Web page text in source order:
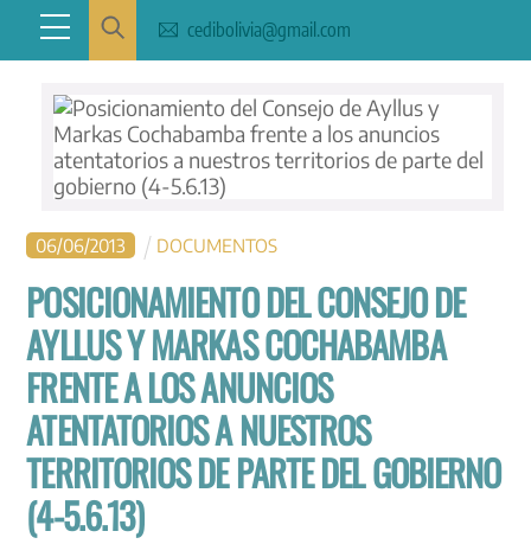
content
Menu cedibolivia@gmail.com
06/06/2013 DOCUMENTOS
POSICIONAMIENTO DEL CONSEJO DE
AYLLUS Y MARKAS COCHABAMBA
FRENTE A LOS ANUNCIOS
ATENTATORIOS A NUESTROS
TERRITORIOS DE PARTE DEL GOBIERNO
(4-5.6.13)